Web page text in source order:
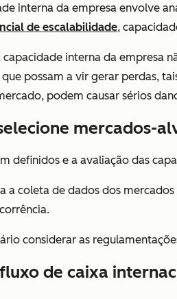
interna da empresa envolve
de escalabilidade,
capacidade interna da empresa
que possam a vir gerar perdas,
podem causar sérios
mercados-
definidos e a avaliação das
a coleta de dados dos
considerar as
de caixa